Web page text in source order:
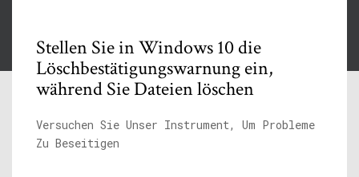
Stellen Sie in Windows 10 die
Löschbestätigungswarnung ein,
während Sie Dateien löschen
Versuchen Sie Unser Instrument, Um Probleme
Zu Beseitigen